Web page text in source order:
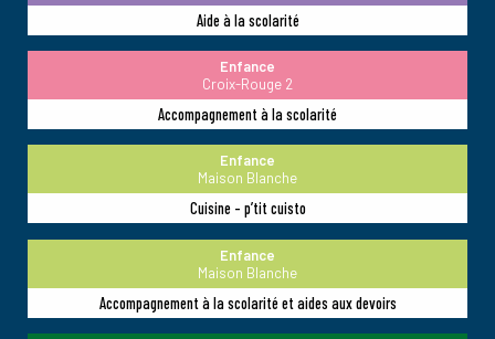
Aide à la scolarité
Enfance
Croix-Rouge 2
Accompagnement à la scolarité
Enfance
Maison Blanche
Cuisine - p’tit cuisto
Enfance
Maison Blanche
Accompagnement à la scolarité et aides aux devoirs